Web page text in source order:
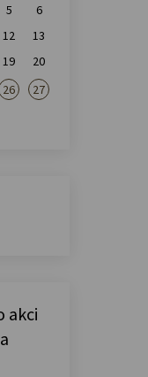
5
6
12
13
19
20
26
27
akci